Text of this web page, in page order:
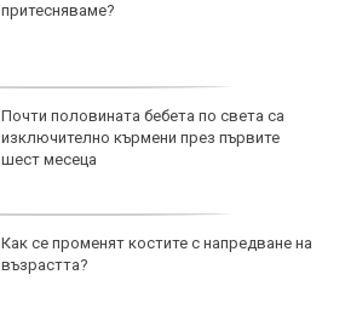
притесняваме?
Почти половината бебета по света са
изключително кърмени през първите
шест месеца
Как се променят костите с напредване на
възрастта?